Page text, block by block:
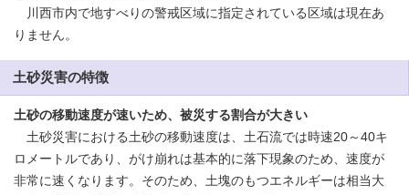
川西市内で地すべりの警戒区域に指定されている区域は現在あ
りません。
土砂災害の特徴
土砂の移動速度が速いため、被災する割合が大きい
土砂災害における土砂の移動速度は、土石流では時速20～40キ
ロメートルであり、がけ崩れは基本的に落下現象のため、速度が
非常に速くなります。そのため、土塊のもつエネルギーは相当大